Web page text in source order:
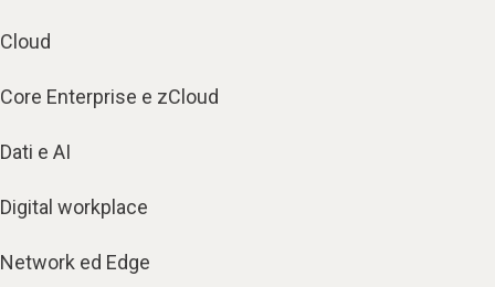
Cloud
Core Enterprise e zCloud
Dati e AI
Digital workplace
Network ed Edge